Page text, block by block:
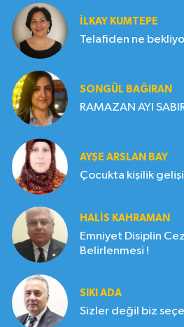
İLKAY KUMTEPE
Telafiden ne
SONGÜL BAĞIRAN
RAMAZAN AYI
AYŞE ARSLAN BAY
Çocukta kişilik
HALIS KAHRAMAN
Emniyet Disiplin
Belirlenmesi !
SIKI ADA
Sizler değil biz